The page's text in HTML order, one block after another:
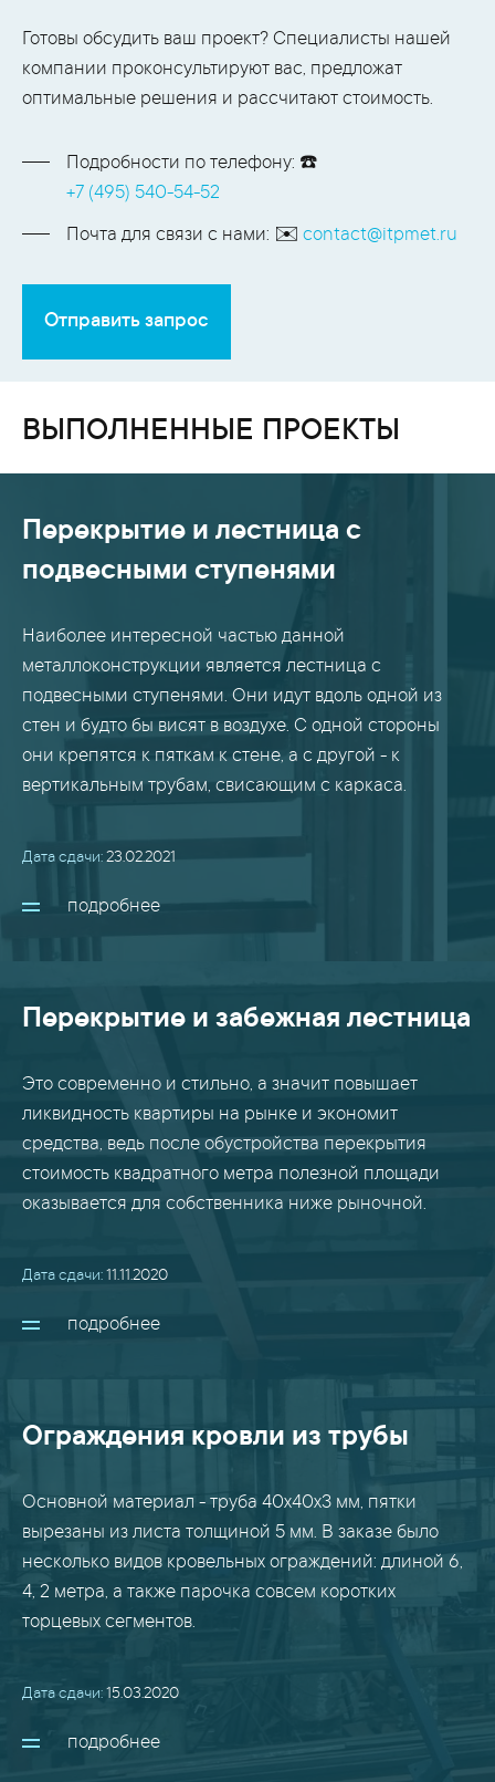
Готовы обсудить ваш проект? Специалисты нашей
компании проконсультируют вас, предложат
оптимальные решения и рассчитают стоимость.
Подробности по телефону: ☎️
+7 (495) 540-54-52
Почта для связи с нами: ✉️ contact@itpmet.ru
Отправить запрос
ВЫПОЛНЕННЫЕ ПРОЕКТЫ
Перекрытие и лестница с
подвесными ступенями
Наиболее интересной частью данной
металлоконструкции является лестница с
подвесными ступенями. Они идут вдоль одной из
стен и будто бы висят в воздухе. С одной стороны
они крепятся к пяткам к стене, а с другой - к
вертикальным трубам, свисающим с каркаса.
Дата сдачи:23.02.2021
подробнее
Перекрытие и забежная лестница
Это современно и стильно, а значит повышает
ликвидность квартиры на рынке и экономит
средства, ведь после обустройства перекрытия
стоимость квадратного метра полезной площади
оказывается для собственника ниже рыночной.
Дата сдачи:11.11.2020
подробнее
Ограждения кровли из трубы
Основной материал - труба 40х40х3 мм, пятки
вырезаны из листа толщиной 5 мм. В заказе было
несколько видов кровельных ограждений: длиной 6,
4, 2 метра, а также парочка совсем коротких
торцевых сегментов.
Дата сдачи:15.03.2020
подробнее